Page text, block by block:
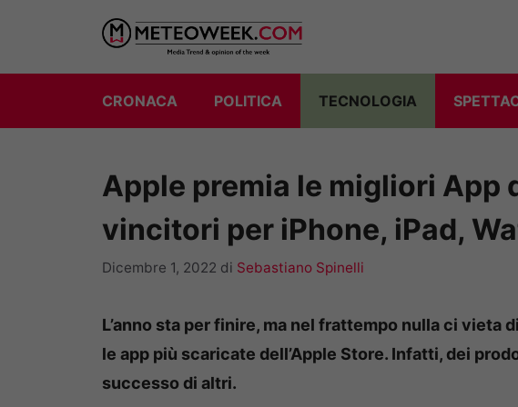
contenuto
CRONACA POLITICA TECNOLOGIA
Apple premia le migliori App
vincitori per iPhone, iPad,
Dicembre 1, 2022 di Sebastiano Spinelli
L’anno sta per finire, ma nel frattempo nulla ci vieta
le app più scaricate dell’Apple Store. Infatti, dei
successo di altri.